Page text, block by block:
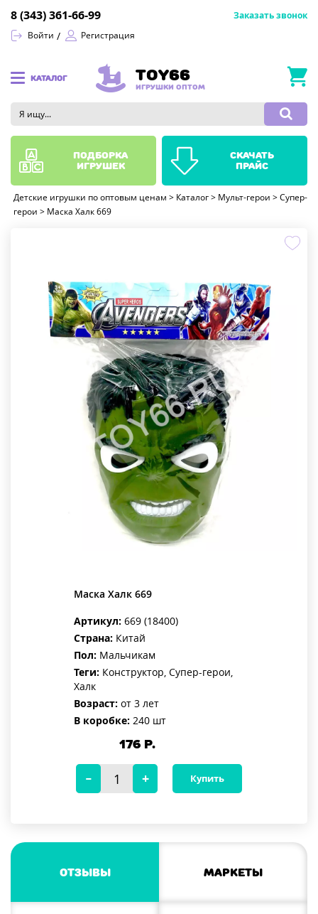
Войти Регистрация
8 (343) 361-66-99 Заказать звонок
КАТАЛОГ TOY66
ИГРУШКИ ОПТОМ
Детские игрушки по оптовым ценам > Каталог > Мульт-герои > Супер-
герои > Маска Халк 669
Маска Халк 669
Артикул: 669 (18400)
Страна: Китай
Пол: Мальчикам
Теги: Конструктор, Супер-герои,
Халк
Возраст: от 3 лет
В коробке: 240 шт
176Р.
Купить
Отзывы Маркеты
подборка
игрушек
скачать
прайс